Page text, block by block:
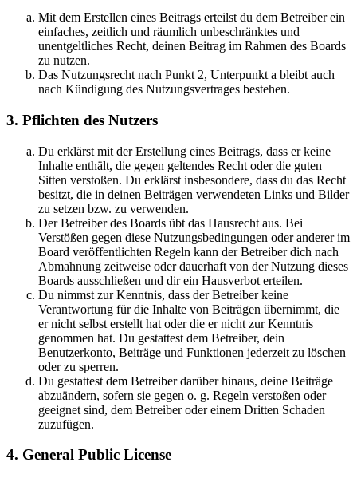
Mit dem Erstellen eines Beitrags erteilst du dem Betreiber ein
einfaches, zeitlich und räumlich unbeschränktes und
unentgeltliches Recht, deinen Beitrag im Rahmen des Boards
zu nutzen.
Das Nutzungsrecht nach Punkt 2, Unterpunkt a bleibt auch
nach Kündigung des Nutzungsvertrages bestehen.
3. Pflichten des Nutzers
Du erklärst mit der Erstellung eines Beitrags, dass er keine
Inhalte enthält, die gegen geltendes Recht oder die guten
Sitten verstoßen. Du erklärst insbesondere, dass du das Recht
besitzt, die in deinen Beiträgen verwendeten Links und Bilder
zu setzen bzw. zu verwenden.
Der Betreiber des Boards übt das Hausrecht aus. Bei
Verstößen gegen diese Nutzungsbedingungen oder anderer im
Board veröffentlichten Regeln kann der Betreiber dich nach
Abmahnung zeitweise oder dauerhaft von der Nutzung dieses
Boards ausschließen und dir ein Hausverbot erteilen.
Du nimmst zur Kenntnis, dass der Betreiber keine
Verantwortung für die Inhalte von Beiträgen übernimmt, die
er nicht selbst erstellt hat oder die er nicht zur Kenntnis
genommen hat. Du gestattest dem Betreiber, dein
Benutzerkonto, Beiträge und Funktionen jederzeit zu löschen
oder zu sperren.
Du gestattest dem Betreiber darüber hinaus, deine Beiträge
abzuändern, sofern sie gegen o. g. Regeln verstoßen oder
geeignet sind, dem Betreiber oder einem Dritten Schaden
zuzufügen.
4. General Public License